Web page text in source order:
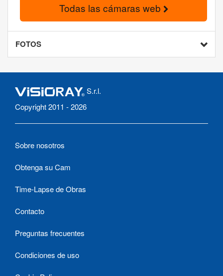
Todas las cámaras web
FOTOS
S.r.l.
Copyright 2011 - 2026
Sobre nosotros
Obtenga su Cam
Time-Lapse de Obras
Contacto
Preguntas frecuentes
Condiciones de uso